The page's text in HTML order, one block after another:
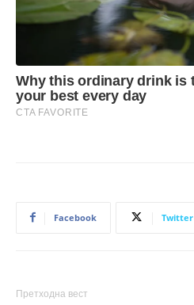
Facebook Twitter
Претходна вест